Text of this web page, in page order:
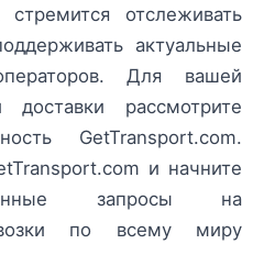
стремится отслеживать
актуальные
Для вашей
рассмотрите
GetTransport.com.
и начните
запросы на
по всему миру